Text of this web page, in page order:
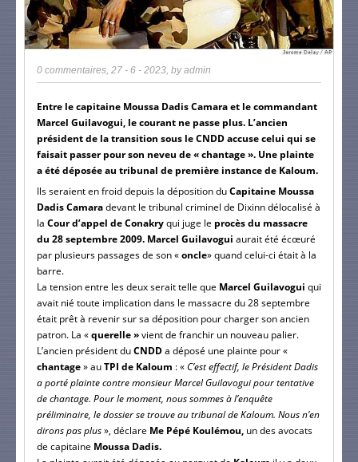
0 commentaires 27 - 6 - 2023 , byadmin
Entre le capitaine Moussa Dadis Camara et le commandant
Marcel Guilavogui, le courant ne passe plus. L’ancien
président de la transition sous le CNDD accuse celui qui se
faisait passer pour son neveu de « chantage ». Une plainte
a été déposée au tribunal de première instance de Kaloum.
Ils seraient en froid depuis la déposition duCapitaine Moussa
Dadis Camaradevant le tribunal criminel de Dixinn délocalisé à
la Cour d’appel de Conakryqui juge le procès du massacre
du 28 septembre 2009. Marcel Guilavogui aurait été écœuré
par plusieurs passages de son «oncle» quand celui-ci était à la
barre.
La tension entre les deux serait telle que Marcel Guilavogui qui
avait nié toute implication dans le massacre du 28 septembre
était prêt à revenir sur sa déposition pour charger son ancien
patron. La «querelle »vient de franchir un nouveau palier.
L’ancien président duCNDDa déposé une plainte pour «
chantage» auTPI de Kaloum : «C’est effectif, le Président Dadis
a porté plainte contre monsieur Marcel Guilavogui pour tentative
de chantage. Pour le moment, nous sommes à l’enquête
préliminaire, le dossier se trouve au tribunal de Kaloum. Nous n’en
dirons pas plus», déclare Me Pépé Koulémou, un des avocats
de capitaine Moussa Dadis.